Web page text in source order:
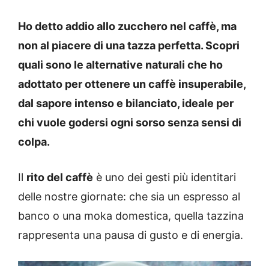
Ho detto addio allo zucchero nel caffè, ma
non al piacere di una tazza perfetta. Scopri
quali sono le alternative naturali che ho
adottato per ottenere un caffè insuperabile,
dal sapore intenso e bilanciato, ideale per
chi vuole godersi ogni sorso senza sensi di
colpa.
Il rito del caffè è uno dei gesti più identitari
delle nostre giornate: che sia un espresso al
banco o una moka domestica, quella tazzina
rappresenta una pausa di gusto e di energia.